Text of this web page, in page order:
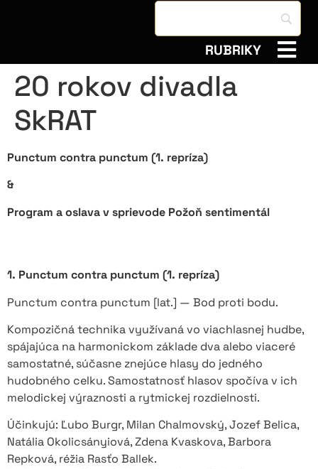
RUBRIKY
20 rokov divadla
SkRAT
Punctum contra punctum (1. repríza)
&
Program a oslava v sprievode Požoň sentimentál
1. Punctum contra punctum (1. repríza)
Punctum contra punctum [lat.] — Bod proti bodu.
Kompozičná technika využívaná vo viachlasnej hudbe,
spájajúca na harmonickom základe dva alebo viaceré
samostatné, súčasne znejúce hlasy do jedného
hudobného celku. Samostatnosť hlasov spočíva v ich
melodickej výraznosti a rytmickej rozdielnosti.
Účinkujú: Ľubo Burgr, Milan Chalmovský, Jozef Belica,
Natália Okolicsányiová, Zdena Kvaskova, Barbora
Repková, réžia Rasťo Ballek.